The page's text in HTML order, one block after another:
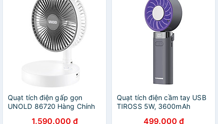
Quạt tích điện gấp gọn
UNOLD 86720 Hàng Chính
1.590.000 đ
Quạt tích điện cầm tay USB
TIROSS 5W, 3600mAh
499.000 đ